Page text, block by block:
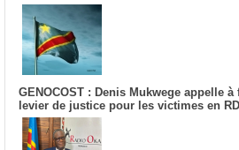
GENOCOST : Denis Mukwege appelle
levier de justice pour les victimes en